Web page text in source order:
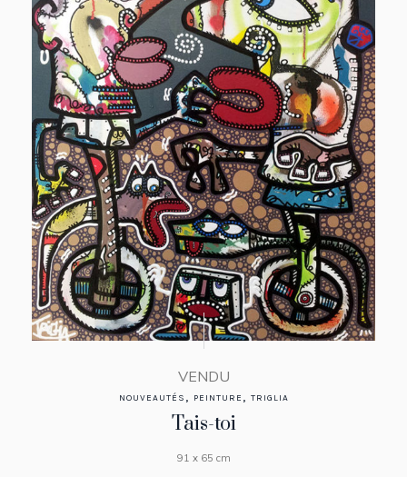
VENDU
NOUVEAUTÉS , PEINTURE , TRIGLIA
Tais-toi
91 x 65 cm